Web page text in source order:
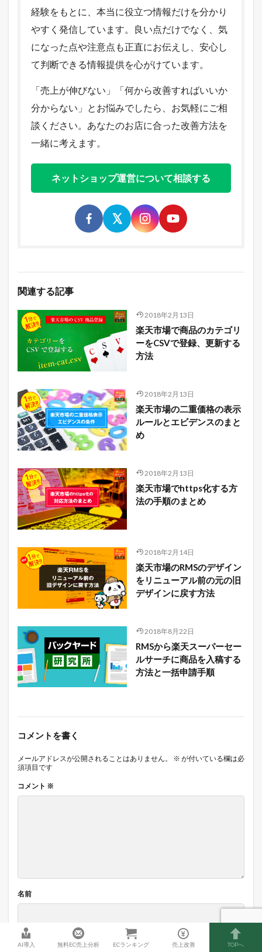
経験をもとに、本当に役立つ情報だけを分かり
やすく発信しています。良い点だけでなく、気
になった点や注意点も正直にお伝えし、安心し
て判断できる情報提供を心がけています。
「売上が伸びない」「何から改善すればいいか
分からない」とお悩みでしたら、お気軽にご相
談ください。あなたのお店に合った改善方法を
一緒に考えます。
ネットショップ運営について相談する
関連する記事
2018年2月13日
楽天市場で商品のカテゴリ
ーをCSVで登録、更新する
方法
2018年2月13日
楽天市場の二重価格の表示
ルールとエビデンスのまと
め
2018年2月13日
楽天市場でhttps化する方
法の手順のまとめ
2018年2月14日
楽天市場のRMSのデザイン
をリニューアル前の元の旧
デザインに戻す方法
2018年8月22日
RMSから楽天スーパーセー
ルサーチに商品を入稿する
方法と一括申請手順
コメントを書く
メールアドレスが公開されることはありません。 ※ が付いている欄は必
須項目です
コメント ※
名前
メール
AI導入 無料EC売上分析 ECランキング 売上改善 TOPへ